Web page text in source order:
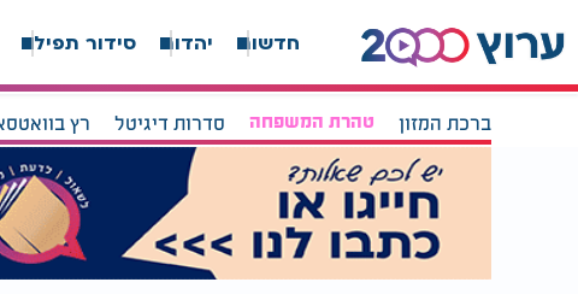
חדשות יהדות סידור תפילה
ברכת המזון טהרת המשפחה סדרות דיגיטל רץ